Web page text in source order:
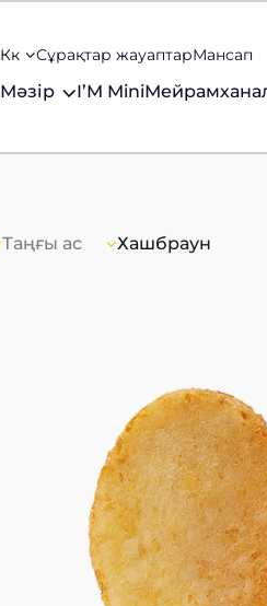
Кк Сұрақтар жауаптарМансап
Мәзір
I’M Mini
Таңғы ас Хашбраун